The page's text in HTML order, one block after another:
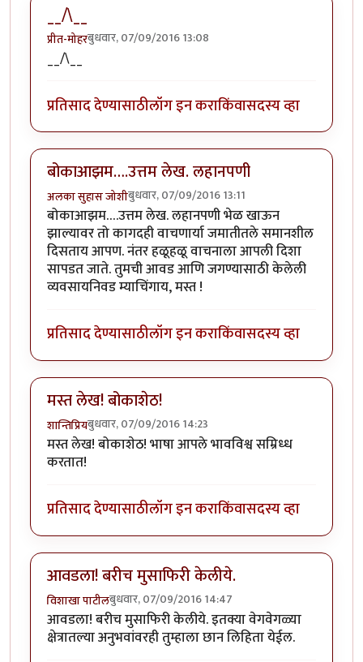
__/\__
प्रीत-मोहरबुधवार, 07/09/2016 13:08
__/\__
प्रतिसाद देण्यासाठीलॉग इन कराकिंवासदस्य व्हा
बोकाआझम….उत्तम लेख. लहानपणी
अलका सुहास जोशीबुधवार, 07/09/2016 13:11
बोकाआझम….उत्तम लेख. लहानपणी भेळ खाऊन
झाल्यावर तो कागदही वाचणार्या जमातीतले समानशील
दिसताय आपण. नंतर हळूहळू वाचनाला आपली दिशा
सापडत जाते. तुमची आवड आणि जगण्यासाठी केलेली
व्यवसायनिवड म्याचिंगाय, मस्त !
प्रतिसाद देण्यासाठीलॉग इन कराकिंवासदस्य व्हा
मस्त लेख! बोकाशेठ!
शान्तिप्रियबुधवार, 07/09/2016 14:23
मस्त लेख! बोकाशेठ! भाषा आपले भावविश्व सम्रिध्ध
करतात!
प्रतिसाद देण्यासाठीलॉग इन कराकिंवासदस्य व्हा
आवडला! बरीच मुसाफिरी केलीये.
विशाखा पाटीलबुधवार, 07/09/2016 14:47
आवडला! बरीच मुसाफिरी केलीये. इतक्या वेगवेगळ्या
क्षेत्रातल्या अनुभवांवरही तुम्हाला छान लिहिता येईल.